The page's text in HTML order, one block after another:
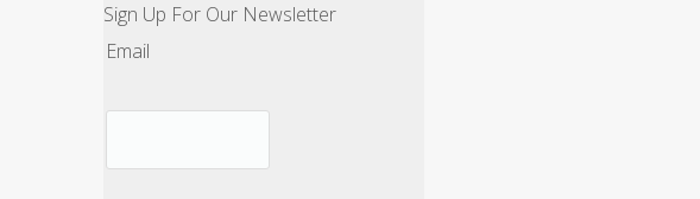
Sign Up For Our Newsletter
Email